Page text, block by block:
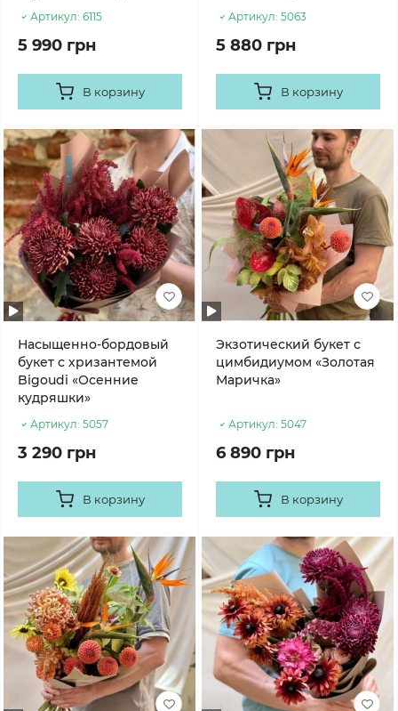
Артикул: 6115
5 990 грн
В корзину
Артикул: 5063
5 880 грн
В корзину
Насыщенно-бордовый
букет с хризантемой
Bigoudi «Осенние
кудряшки»
Артикул: 5057
3 290 грн
В корзину
Экзотический букет с
цимбидиумом «Золотая
Маричка»
Артикул: 5047
6 890 грн
В корзину